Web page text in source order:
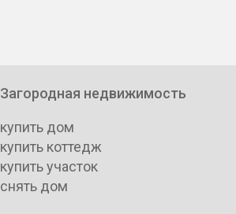
Загородная недвижимость
купить дом
купить коттедж
купить участок
снять дом